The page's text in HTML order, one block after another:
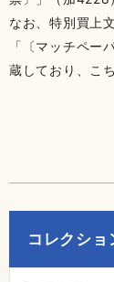
なお、特別買上
「〔マッチペ
蔵しており、こ
コレクショ